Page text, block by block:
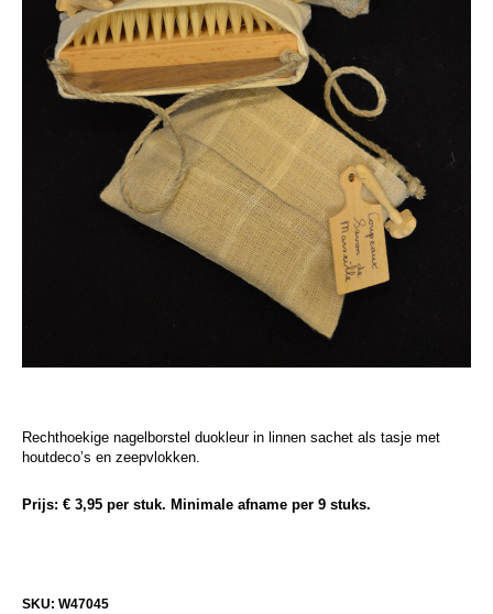
Rechthoekige nagelborstel duokleur in linnen sachet als tasje met
houtdeco’s en zeepvlokken.
Prijs: € 3,95 per stuk. Minimale afname per 9 stuks.
SKU: W47045